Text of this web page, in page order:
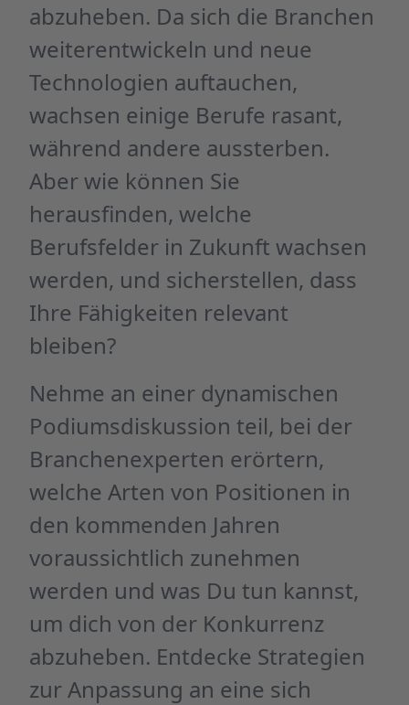
abzuheben. Da sich die Branchen
weiterentwickeln und neue
Technologien auftauchen,
wachsen einige Berufe rasant,
während andere aussterben.
Aber wie können Sie
herausfinden, welche
Berufsfelder in Zukunft wachsen
werden, und sicherstellen, dass
Ihre Fähigkeiten relevant
bleiben?
Nehme an einer dynamischen
Podiumsdiskussion teil, bei der
Branchenexperten erörtern,
welche Arten von Positionen in
den kommenden Jahren
voraussichtlich zunehmen
werden und was Du tun kannst,
um dich von der Konkurrenz
abzuheben. Entdecke Strategien
zur Anpassung an eine sich